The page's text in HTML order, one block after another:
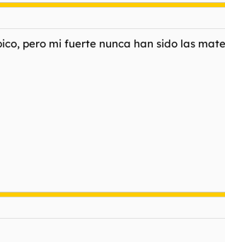
pero mi fuerte nunca han sido las